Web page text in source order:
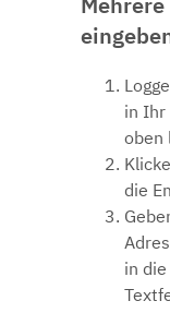
in Ihr
oben
die
in